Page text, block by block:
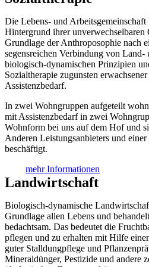
Die Lebens- und
Hintergrund ihrer unverwechselbaren
Grundlage der Anthroposophie nach
segensreichen Verbindung von Land-
biologisch-dynamischen Prinzipien
Sozialtherapie zugunsten
Assistenzbedarf.
In zwei Wohngruppen aufgeteilt
mit Assistenzbedarf in zwei
Wohnform bei uns auf dem Hof und
Anderen Leistungsanbieters und
beschäftigt.
mehr Informationen
Landwirtschaft
Biologisch-dynamische
Grundlage allen Lebens und
bedachtsam. Das bedeutet die
pflegen und zu erhalten mit Hilfe
guter Stalldungpflege und
Mineraldünger, Pestizide und andere